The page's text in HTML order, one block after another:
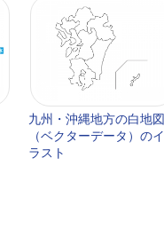
九州・沖縄地方の白地図
（ベクターデータ）のイ
ラスト